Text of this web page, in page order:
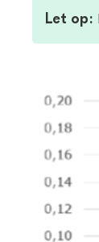
Let op: